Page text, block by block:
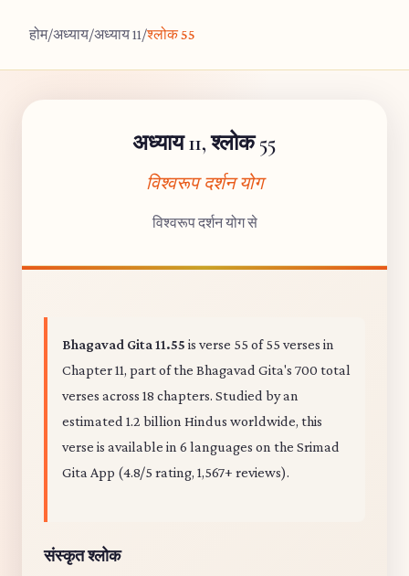
होम/अध्याय/अध्याय 11/श्लोक 55
अध्याय 11, श्लोक 55
विश्वरूप दर्शन योग
विश्वरूप दर्शन योग से
Bhagavad Gita 11.55 is verse 55 of 55 verses in
Chapter 11, part of the Bhagavad Gita's 700 total
verses across 18 chapters. Studied by an
estimated 1.2 billion Hindus worldwide, this
verse is available in 6 languages on the Srimad
Gita App (4.8/5 rating, 1,567+ reviews).
संस्कृत श्लोक